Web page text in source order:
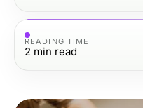
READING TIME
2 min read